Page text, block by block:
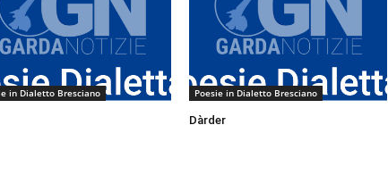
in Dialetto Bresciano Poesie in Dialetto Bresciano
Dàrder